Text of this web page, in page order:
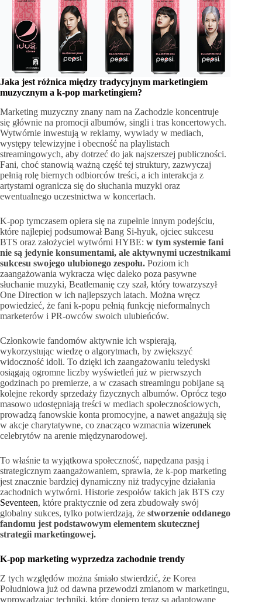
Jaka jest różnica między tradycyjnym marketingiem
muzycznym a k-pop marketingiem?
Marketing muzyczny znany nam na Zachodzie koncentruje
się głównie na promocji albumów, singli i tras koncertowych.
Wytwórnie inwestują w reklamy, wywiady w mediach,
występy telewizyjne i obecność na playlistach
streamingowych, aby dotrzeć do jak najszerszej publiczności.
Fani, choć stanowią ważną część tej struktury, zazwyczaj
pełnią rolę biernych odbiorców treści, a ich interakcja z
artystami ogranicza się do słuchania muzyki oraz
ewentualnego uczestnictwa w koncertach.
K-pop tymczasem opiera się na zupełnie innym podejściu,
które najlepiej podsumował Bang Si-hyuk, ojciec sukcesu
BTS oraz założyciel wytwórni HYBE: w tym systemie fani
nie są jedynie konsumentami, ale aktywnymi uczestnikami
sukcesu swojego ulubionego zespołu. Poziom ich
zaangażowania wykracza więc daleko poza pasywne
słuchanie muzyki, Beatlemanię czy szał, który towarzyszył
One Direction w ich najlepszych latach. Można wręcz
powiedzieć, że fani k-popu pełnią funkcję nieformalnych
marketerów i PR-owców swoich ulubieńców.
Członkowie fandomów aktywnie ich wspierają,
wykorzystując wiedzę o algorytmach, by zwiększyć
widoczność idoli. To dzięki ich zaangażowaniu teledyski
osiągają ogromne liczby wyświetleń już w pierwszych
godzinach po premierze, a w czasach streamingu pobijane są
kolejne rekordy sprzedaży fizycznych albumów. Oprócz tego
masowo udostępniają treści w mediach społecznościowych,
prowadzą fanowskie konta promocyjne, a nawet angażują się
w akcje charytatywne, co znacząco wzmacnia wizerunek
celebrytów na arenie międzynarodowej.
To właśnie ta wyjątkowa społeczność, napędzana pasją i
strategicznym zaangażowaniem, sprawia, że k-pop marketing
jest znacznie bardziej dynamiczny niż tradycyjne działania
zachodnich wytwórni. Historie zespołów takich jak BTS czy
Seventeen, które praktycznie od zera zbudowały swój
globalny sukces, tylko potwierdzają, że stworzenie oddanego
fandomu jest podstawowym elementem skutecznej
strategii marketingowej.
K-pop marketing wyprzedza zachodnie trendy
Z tych względów można śmiało stwierdzić, że Korea
Południowa już od dawna przewodzi zmianom w marketingu,
wprowadzając techniki, które dopiero teraz są adaptowane